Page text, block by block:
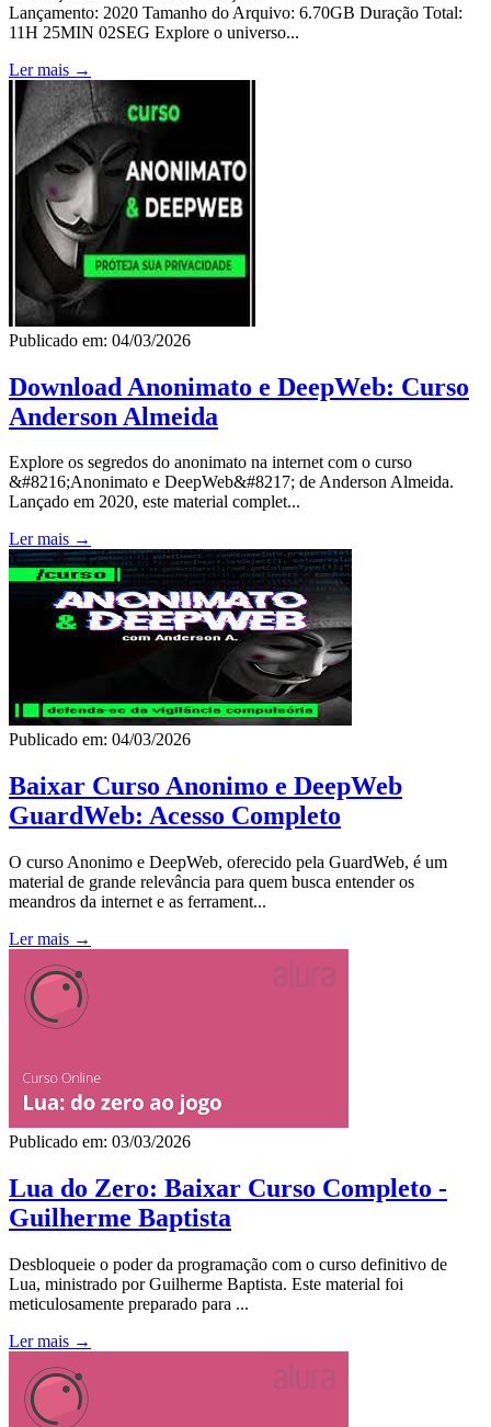
Lançamento: 2020 Tamanho do Arquivo: 6.70GB Duração Total:
11H 25MIN 02SEG Explore o universo...
Ler mais →
Publicado em: 04/03/2026
Download Anonimato e DeepWeb: Curso
Anderson Almeida
Explore os segredos do anonimato na internet com o curso
&#8216;Anonimato e DeepWeb&#8217; de Anderson Almeida.
Lançado em 2020, este material complet...
Ler mais →
Publicado em: 04/03/2026
Baixar Curso Anonimo e DeepWeb
GuardWeb: Acesso Completo
O curso Anonimo e DeepWeb, oferecido pela GuardWeb, é um
material de grande relevância para quem busca entender os
meandros da internet e as ferrament...
Ler mais →
Publicado em: 03/03/2026
Lua do Zero: Baixar Curso Completo -
Guilherme Baptista
Desbloqueie o poder da programação com o curso definitivo de
Lua, ministrado por Guilherme Baptista. Este material foi
meticulosamente preparado para ...
Ler mais →